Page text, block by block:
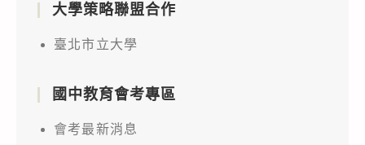
大學策略聯盟合作
臺北市立大學
國中教育會考專區
會考最新消息